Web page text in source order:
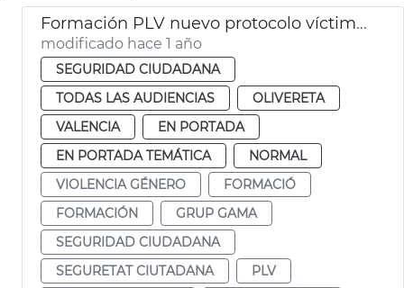
Formación PLV nuevo protocolo víctimas violencia género
modificado hace 1 año
SEGURIDAD CIUDADANA
TODAS LAS AUDIENCIAS
OLIVERETA
VALENCIA
EN PORTADA
EN PORTADA TEMÁTICA
NORMAL
VIOLENCIA GÉNERO
FORMACIÓ
FORMACIÓN
GRUP GAMA
SEGURIDAD CIUDADANA
SEGURETAT CIUTADANA
PLV